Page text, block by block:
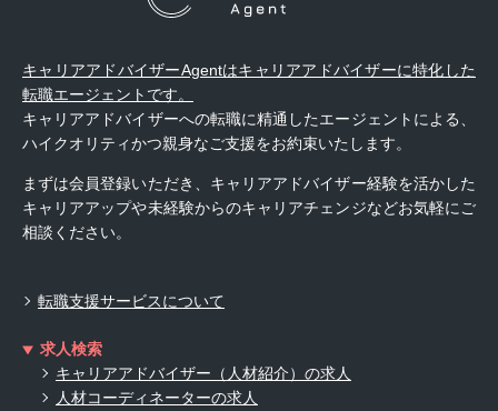
キャリアアドバイザーAgentはキャリアアドバイザーに特化した
転職エージェントです。
キャリアアドバイザーへの転職に精通したエージェントによる、
ハイクオリティかつ親身なご支援をお約束いたします。
まずは会員登録いただき、キャリアアドバイザー経験を活かした
キャリアアップや未経験からのキャリアチェンジなどお気軽にご
相談ください。
転職支援サービスについて
求人検索
キャリアアドバイザー（人材紹介）の求人
人材コーディネーターの求人